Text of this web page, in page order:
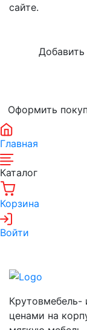
сайте.
Оформить
Главная
Каталог
Корзина
Войти
Крутовмебель-
ценами на